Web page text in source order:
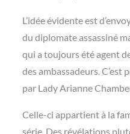
L’idée évidente est
du diplomate assassiné
qui a toujours été agent
des ambassadeurs. C’est
par Lady Arianne
Celle-ci appartient à la
série. Des révélations